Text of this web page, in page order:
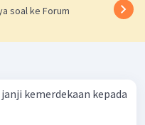
soal ke Forum
kemerdekaan kepada